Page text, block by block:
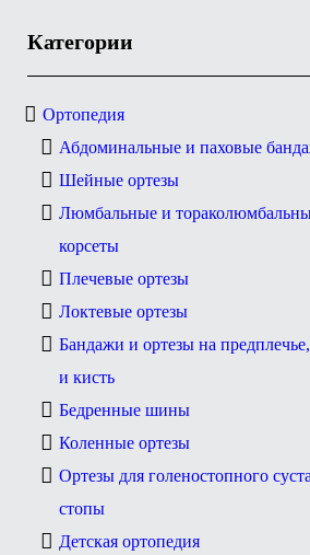
Категории
Ортопедия
Абдоминальные и паховые
Шейные ортезы
Люмбальные и
корсеты
Плечевые ортезы
Локтевые ортезы
Бандажи и ортезы на предплечье,
и кисть
Бедренные шины
Коленные ортезы
Ортезы для голеностопного
стопы
Детская ортопедия